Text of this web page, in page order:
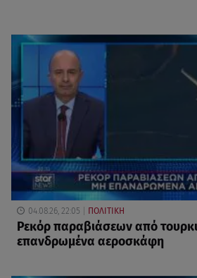
04.08.26, 22:05 ΠΟΛΙΤΙΚΗ
Ρεκόρ παραβιάσεων από
επανδρωμένα αεροσκάφη